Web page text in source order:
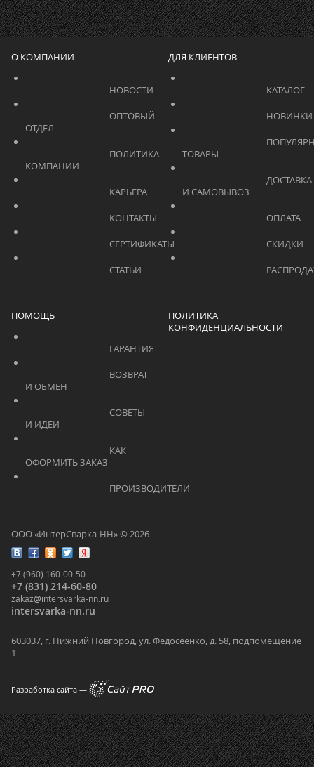
ООО «ИнтерСварка-НН» © 2026
+7 (960) 160-00-50
+7 (831) 214-60-80
zakaz@intersvarka-nn.ru
intersvarka-nn.ru
603037, г. Нижний Новгород, ул. Федосеенко, д. 58, подпомещение
1
Разработка сайта —
О КОМПАНИИ
			    		КАРЬЕРА
ДЛЯ КЛИЕНТОВ
ПОМОЩЬ
ПОЛИТИКА
КОНФИДЕНЦИАЛЬНОСТИ